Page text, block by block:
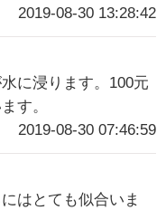
2019-08-30 13:28:42
に浸ります。100元
す。
2019-08-30 07:46:59
はとても似合いま